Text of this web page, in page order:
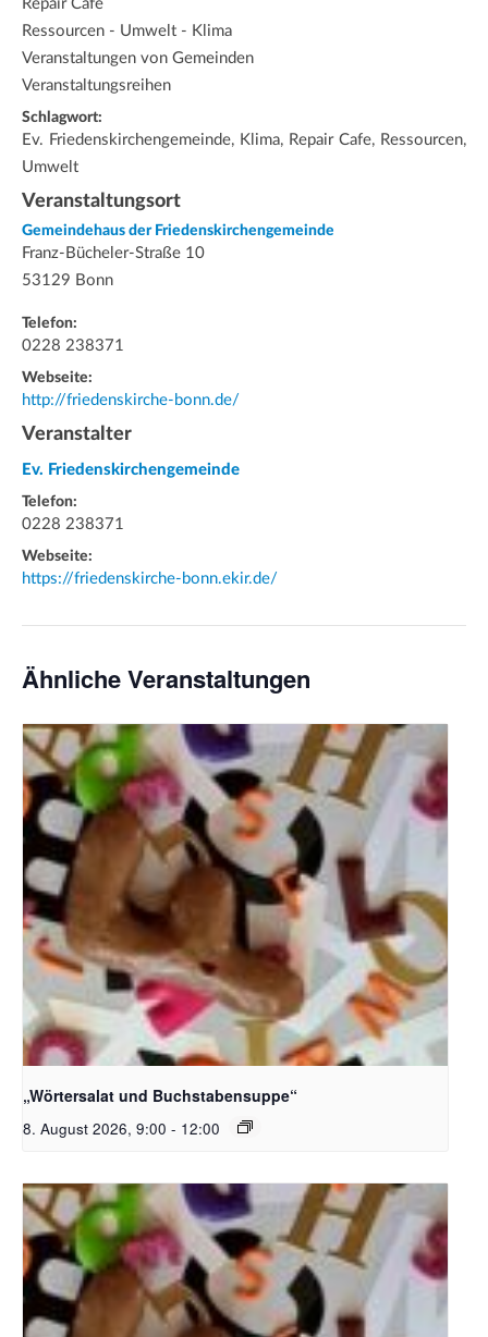
Repair Café
Ressourcen - Umwelt - Klima
Veranstaltungen von Gemeinden
Veranstaltungsreihen
Schlagwort:
Ev. Friedenskirchengemeinde, Klima, Repair Cafe, Ressourcen,
Umwelt
Veranstaltungsort
Gemeindehaus der Friedenskirchengemeinde
Franz-Bücheler-Straße 10
53129 Bonn
Telefon:
0228 238371
Webseite:
http://friedenskirche-bonn.de/
Veranstalter
Ev. Friedenskirchengemeinde
Telefon:
0228 238371
Webseite:
https://friedenskirche-bonn.ekir.de/
Ähnliche Veranstaltungen
Bildquelle_ Pixabay Free_Christoph Meinersmann
„Wörtersalat und Buchstabensuppe“
8. August 2026, 9:00 - 12:00